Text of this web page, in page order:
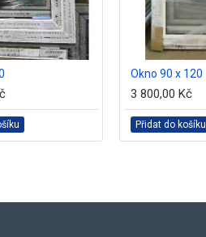
Okno 90 x 120
3 800,00 Kč
Přidat do košíku